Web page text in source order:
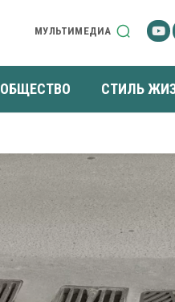
МУЛЬТИМЕДИА
ОБЩЕСТВО СТИЛЬ